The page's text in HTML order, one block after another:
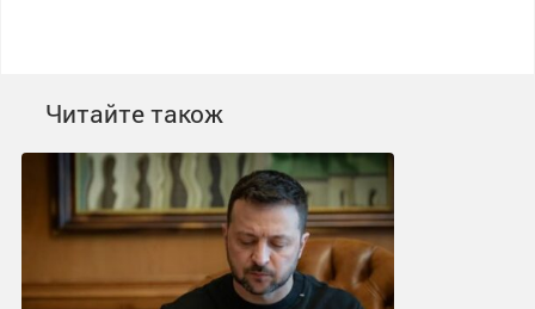
Читайте також